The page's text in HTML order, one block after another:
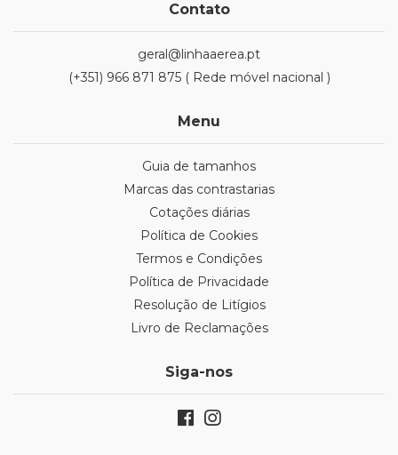
Contato
geral@linhaaerea.pt
(+351) 966 871 875 ( Rede móvel nacional )
Menu
Guia de tamanhos
Marcas das contrastarias
Cotações diárias
Política de Cookies
Termos e Condições
Política de Privacidade
Resolução de Litígios
Livro de Reclamações
Siga-nos